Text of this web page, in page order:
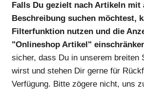
Falls Du gezielt nach Artikeln
Beschreibung suchen möchtest,
Filterfunktion nutzen und die
"Onlineshop Artikel"
sicher, dass Du in unserem breiten
wirst und stehen Dir gerne für
Verfügung. Bitte zögere nicht, uns